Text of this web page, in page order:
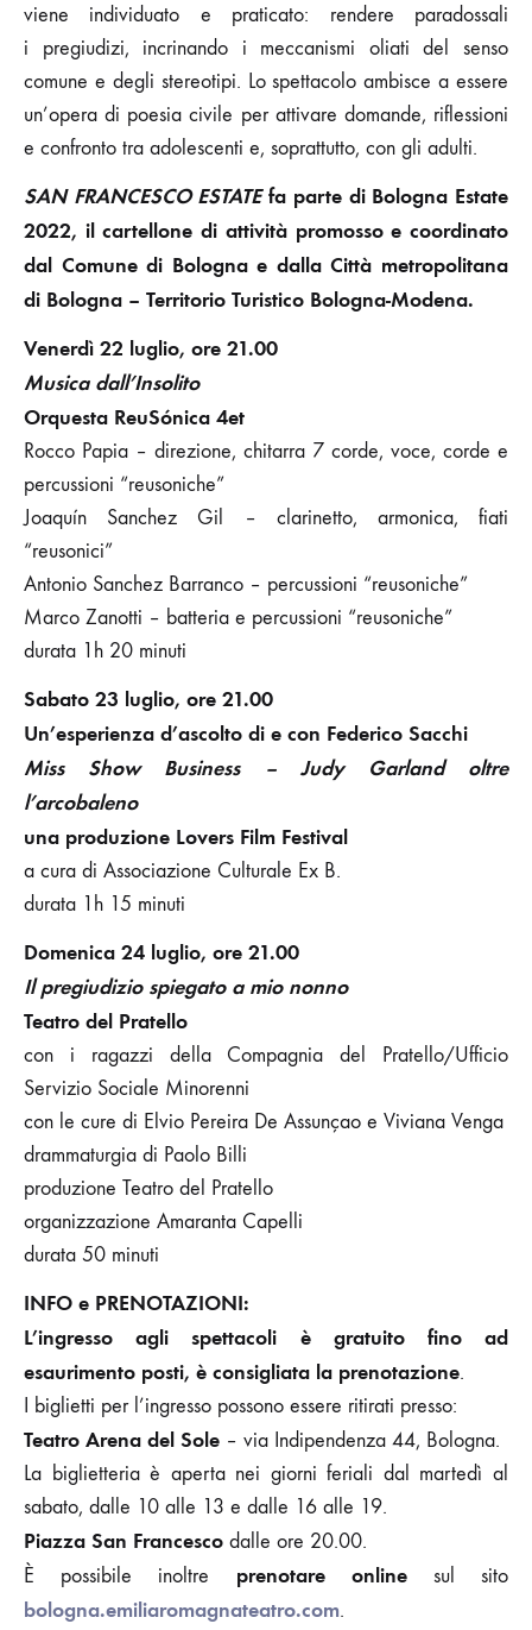
viene individuato e praticato: rendere paradossali
i pregiudizi, incrinando i meccanismi oliati del senso
comune e degli stereotipi. Lo spettacolo ambisce a essere
un’opera di poesia civile per attivare domande, riflessioni
e confronto tra adolescenti e, soprattutto, con gli adulti.
SAN FRANCESCO ESTATEfa parte di Bologna Estate
2022, il cartellone di attività promosso e coordinato
dal Comune di Bologna e dalla Città metropolitana
di Bologna – Territorio Turistico Bologna-Modena.
Venerdì 22 luglio, ore 21.00
Musica dall’Insolito
Orquesta ReuSónica 4et
Rocco Papia – direzione, chitarra 7 corde, voce, corde e
percussioni “reusoniche”
Joaquín Sanchez Gil – clarinetto, armonica, fiati
“reusonici”
Antonio Sanchez Barranco – percussioni “reusoniche”
Marco Zanotti – batteria e percussioni “reusoniche”
durata 1h 20 minuti
Sabato 23 luglio, ore 21.00
Un’esperienza d’ascolto di e con Federico Sacchi
Miss Show Business – Judy Garland oltre
l’arcobaleno
una produzione Lovers Film Festival
a cura di Associazione Culturale Ex B.
durata 1h 15 minuti
Domenica 24 luglio, ore 21.00
Il pregiudizio spiegato a mio nonno
Teatro del Pratello
con i ragazzi della Compagnia del Pratello/Ufficio
Servizio Sociale Minorenni
con le cure di Elvio Pereira De Assunçao e Viviana Venga
drammaturgia di Paolo Billi
produzione Teatro del Pratello
organizzazione Amaranta Capelli
durata 50 minuti
INFO e PRENOTAZIONI:
L’ingresso agli spettacoli è gratuito fino ad
esaurimento posti, è consigliata la prenotazione.
I biglietti per l’ingresso possono essere ritirati presso:
Teatro Arena del Sole – via Indipendenza 44, Bologna.
La biglietteria è aperta nei giorni feriali dal martedì al
sabato, dalle 10 alle 13 e dalle 16 alle 19.
Piazza San Francesco dalle ore 20.00.
È possibile inoltre prenotare onlinesul sito
bologna.emiliaromagnateatro.com.